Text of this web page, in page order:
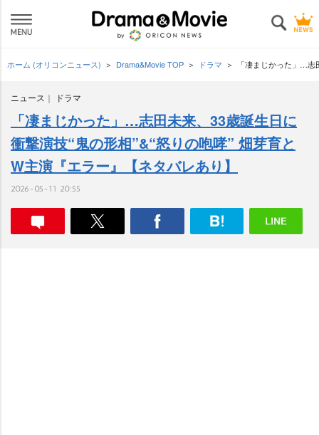
ホーム (オリコンニュース) Drama&Movie TOP ドラマ 「凄まじかった」…志
ニュース ドラマ
「凄まじかった」…志田未来、33歳誕生日に
衝撃演技“鬼の形相”&“怒りの咆哮” 畑芽育と
W主演『エラー』【ネタバレあり】
2026-05-11 20:55